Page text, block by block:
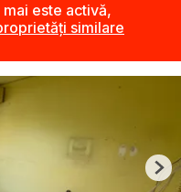
este activă,
similare